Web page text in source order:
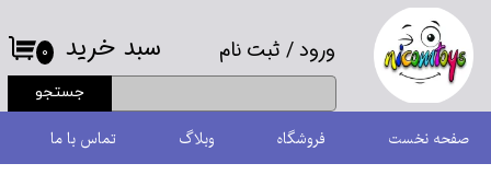
ورود/ ثبت نام
حساب کاربری من
تغییر گذر واژه
سفارشات
جستجو
۰ سبد خرید
صفحه نخست فروشگاه وبلاگ تماس با ما